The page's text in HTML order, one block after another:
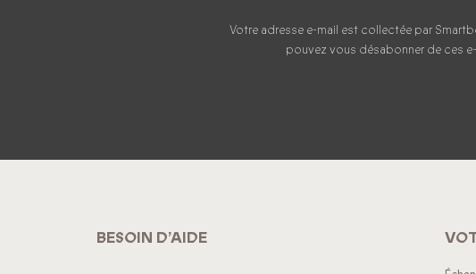
Votre adresse e-mail est collectée par
pouvez vous désabonner de ces
BESOIN D’AIDE